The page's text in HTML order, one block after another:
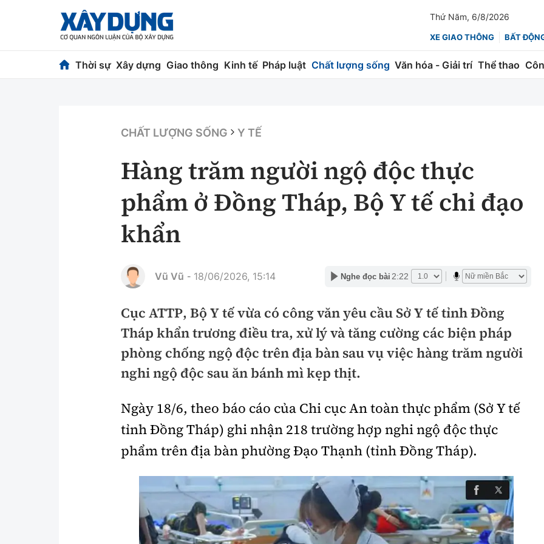
Thứ Năm, 6/8/2026
XE GIAO THÔNG BẤT
Thời sự Xây dựng Giao thông Kinh tế Pháp luật Chất lượng sống Văn hóa - Giải trí Thể thao
Chuyện dọc đường
Chỉ đạo điều hành
Vật liệu xây dựng
Giám định chất lượng
Hàng không
Đường sắt
Hàng hải
Đường sắt đô thị
Nhà thầu
Thi viết về Ngành
Chứng khoán
Bảo hiểm
An ninh hình sự
An toàn giao thông
Giao thông 24h
ATGT địa phương
Văn hóa giao thông
Gương sáng giao thông
xem thêm
Chất lượng sống Văn hóa - Giải Trí
Văn hóa
Thể thao
Bóng đá
Công nghệ
Công nghệ mới
CHẤT LƯỢNG SỐNG Y TẾ
Hàng trăm người ngộ độc thực
phẩm ở Đồng Tháp, Bộ Y tế chỉ đạo
khẩn
Vũ Vũ - 18/06/2026, 15:14 Nghe đọc bài 2:22
Cục ATTP, Bộ Y tế vừa có công văn yêu cầu Sở Y tế tỉnh Đồng
Tháp khẩn trương điều tra, xử lý và tăng cường các biện pháp
phòng chống ngộ độc trên địa bàn sau vụ việc hàng trăm người
nghi ngộ độc sau ăn bánh mì kẹp thịt.
Ngày 18/6, theo báo cáo của Chi cục An toàn thực phẩm (Sở Y tế
tỉnh Đồng Tháp) ghi nhận 218 trường hợp nghi ngộ độc thực
phẩm trên địa bàn phường Đạo Thạnh (tỉnh Đồng Tháp).